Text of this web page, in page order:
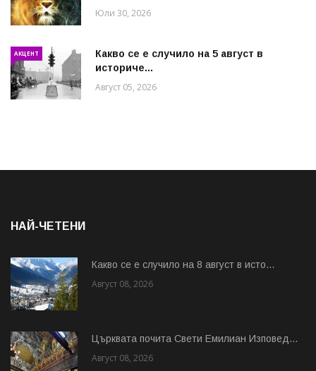
Юли 30, 2026
АКЦЕНТ
Какво се е случило на 5 август в
историче...
Август 05, 2026
НАЙ-ЧЕТЕНИ
Какво се е случило на 8 август в исто...
Август 08, 2026
Църквата почита Свeти Емилиан Изповед...
Август 08, 2026